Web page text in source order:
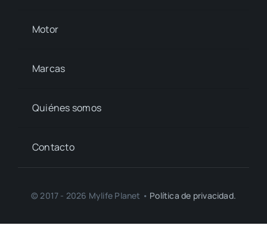
Motor
Marcas
Quiénes somos
Contacto
© 2017 - 2026 Mylife Planet • Política de privacidad.